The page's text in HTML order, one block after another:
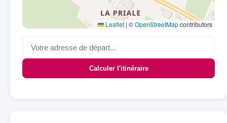
Leaflet | ©OpenStreetMapcontributors
Calculer l'itinéraire